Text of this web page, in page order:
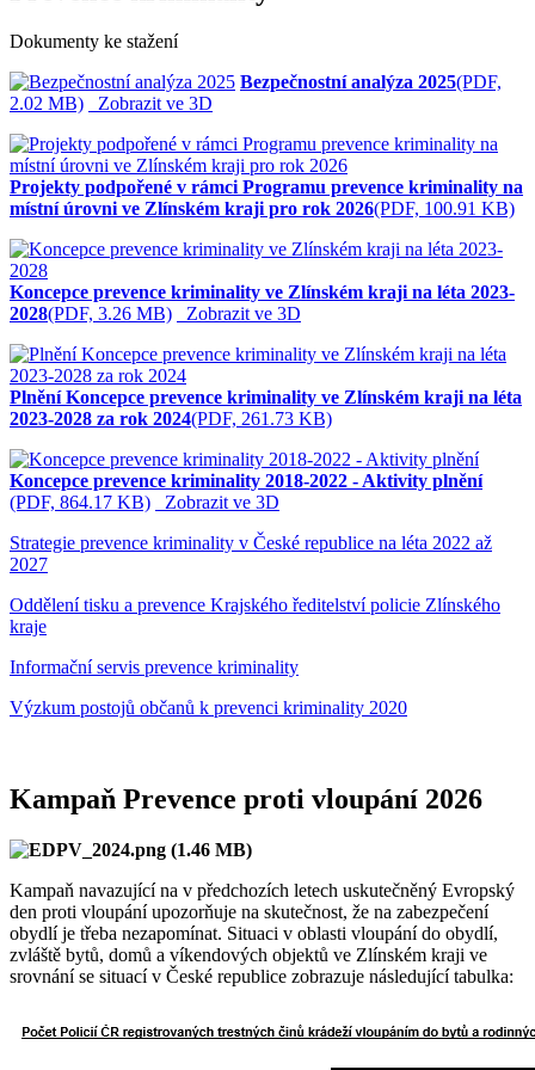
Dokumenty ke stažení
Bezpečnostní analýza 2025(PDF,
2.02 MB)
Zobrazit ve 3D
Projekty podpořené v rámci Programu prevence kriminality na
místní úrovni ve Zlínském kraji pro rok 2026(PDF, 100.91 KB)
Koncepce prevence kriminality ve Zlínském kraji na léta 2023-
2028(PDF, 3.26 MB) Zobrazit ve 3D
Plnění Koncepce prevence kriminality ve Zlínském kraji na léta
2023-2028 za rok 2024(PDF, 261.73 KB)
Koncepce prevence kriminality 2018-2022 - Aktivity plnění
(PDF, 864.17 KB)
Zobrazit ve 3D
Strategie prevence kriminality v České republice na léta 2022 až
2027
Oddělení tisku a prevence Krajského ředitelství policie Zlínského
kraje
Informační servis prevence kriminality
Výzkum postojů občanů k prevenci kriminality 2020
Kampaň Prevence proti vloupání 2026
Kampaň navazující na v předchozích letech uskutečněný Evropský
den proti vloupání upozorňuje na skutečnost, že na zabezpečení
obydlí je třeba nezapomínat. Situaci v oblasti vloupání do obydlí,
zvláště bytů, domů a víkendových objektů ve Zlínském kraji ve
srovnání se situací v České republice zobrazuje následující tabulka: